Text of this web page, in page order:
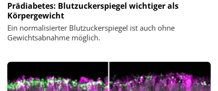
Prädiabetes: Blutzuckerspiegel wichtiger als
Körpergewicht
Ein normalisierter Blutzuckerspiegel ist auch ohne
Gewichtsabnahme möglich.